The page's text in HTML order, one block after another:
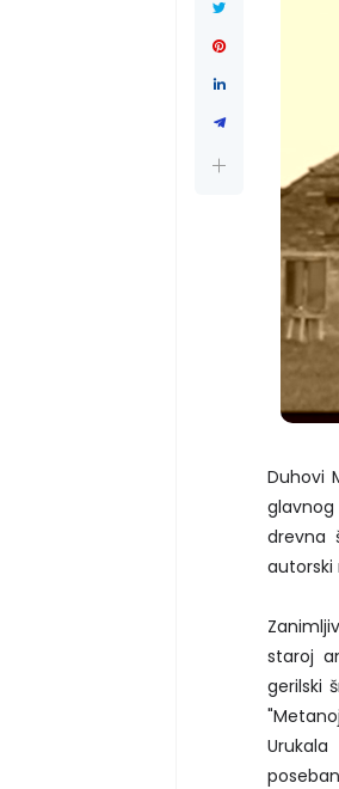
Duhovi
drevna
autorski
staroj
gerilski